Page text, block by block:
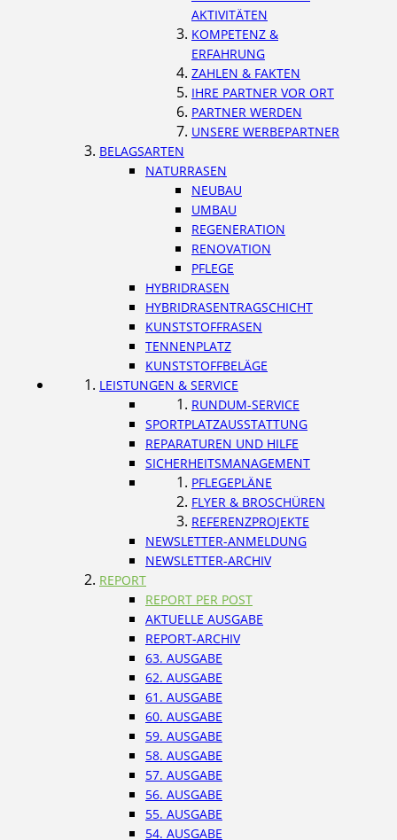
AKTIVITÄTEN
KOMPETENZ &
ERFAHRUNG
ZAHLEN & FAKTEN
IHRE PARTNER VOR ORT
PARTNER WERDEN
UNSERE WERBEPARTNER
BELAGSARTEN
NATURRASEN
NEUBAU
UMBAU
REGENERATION
RENOVATION
PFLEGE
HYBRIDRASEN
HYBRIDRASENTRAGSCHICHT
KUNSTSTOFFRASEN
TENNENPLATZ
KUNSTSTOFFBELÄGE
LEISTUNGEN & SERVICE
RUNDUM-SERVICE
SPORTPLATZAUSSTATTUNG
REPARATUREN UND HILFE
SICHERHEITSMANAGEMENT
PFLEGEPLÄNE
FLYER & BROSCHÜREN
REFERENZPROJEKTE
NEWSLETTER-ANMELDUNG
NEWSLETTER-ARCHIV
REPORT
REPORT PER POST
AKTUELLE AUSGABE
REPORT-ARCHIV
63. AUSGABE
62. AUSGABE
61. AUSGABE
60. AUSGABE
59. AUSGABE
58. AUSGABE
57. AUSGABE
56. AUSGABE
55. AUSGABE
54. AUSGABE